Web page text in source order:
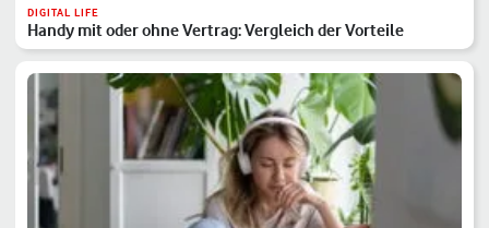
DIGITAL LIFE
Handy mit oder ohne Vertrag: Vergleich der Vorteile